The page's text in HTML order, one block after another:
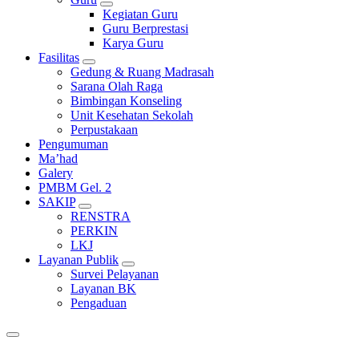
Kegiatan Guru
Guru Berprestasi
Karya Guru
Fasilitas
Gedung & Ruang Madrasah
Sarana Olah Raga
Bimbingan Konseling
Unit Kesehatan Sekolah
Perpustakaan
Pengumuman
Ma’had
Galery
PMBM Gel. 2
SAKIP
RENSTRA
PERKIN
LKJ
Layanan Publik
Survei Pelayanan
Layanan BK
Pengaduan